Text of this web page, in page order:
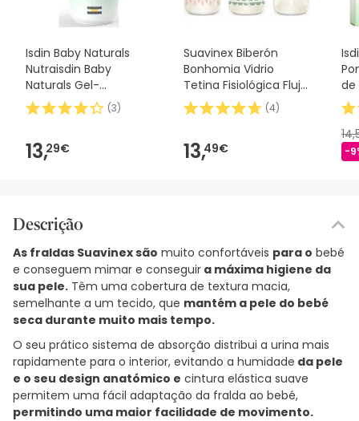
Isdin Baby Naturals
Nutraisdin Baby
Naturals Gel-
Shampoo 400ml
(3)
13,29€
Suavinex Biberón
Bonhomia Vidrio
Tetina Fisiológica Flujo
Medio +3m 240ml
(4)
13,49€
de
-
Descrição
As fraldas Suavinex são muito confortáveis para o bebé
e conseguem mimar e conseguir a máxima higiene da
sua pele. Têm uma cobertura de textura macia,
semelhante a um tecido, que mantém a pele do bebé
seca durante muito mais tempo.
O seu prático sistema de absorção distribui a urina mais
rapidamente para o interior, evitando a humidade da pele
e o seu design anatómico e cintura elástica suave
permitem uma fácil adaptação da fralda ao bebé,
permitindo uma maior facilidade de movimento.